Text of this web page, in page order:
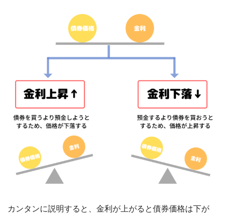
カンタンに説明すると、金利が上がると債券価格は下が